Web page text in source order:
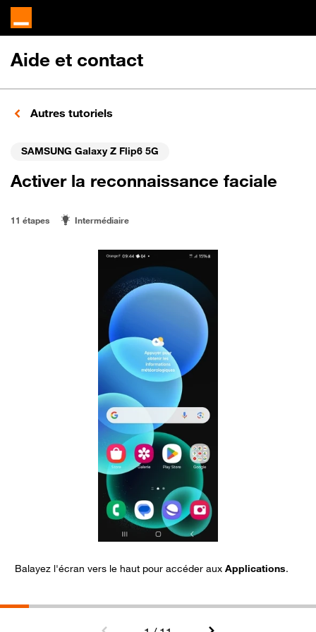
Aide et contact
Autres tutoriels
SAMSUNG Galaxy Z Flip6 5G
Activer la reconnaissance faciale
11 étapes Intermédiaire
Balayez l'écran vers le haut pour accéder aux Applications.